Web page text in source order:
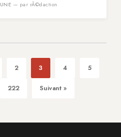
UNE — par rÃ©daction
2 3 4 5
222 Suivant »